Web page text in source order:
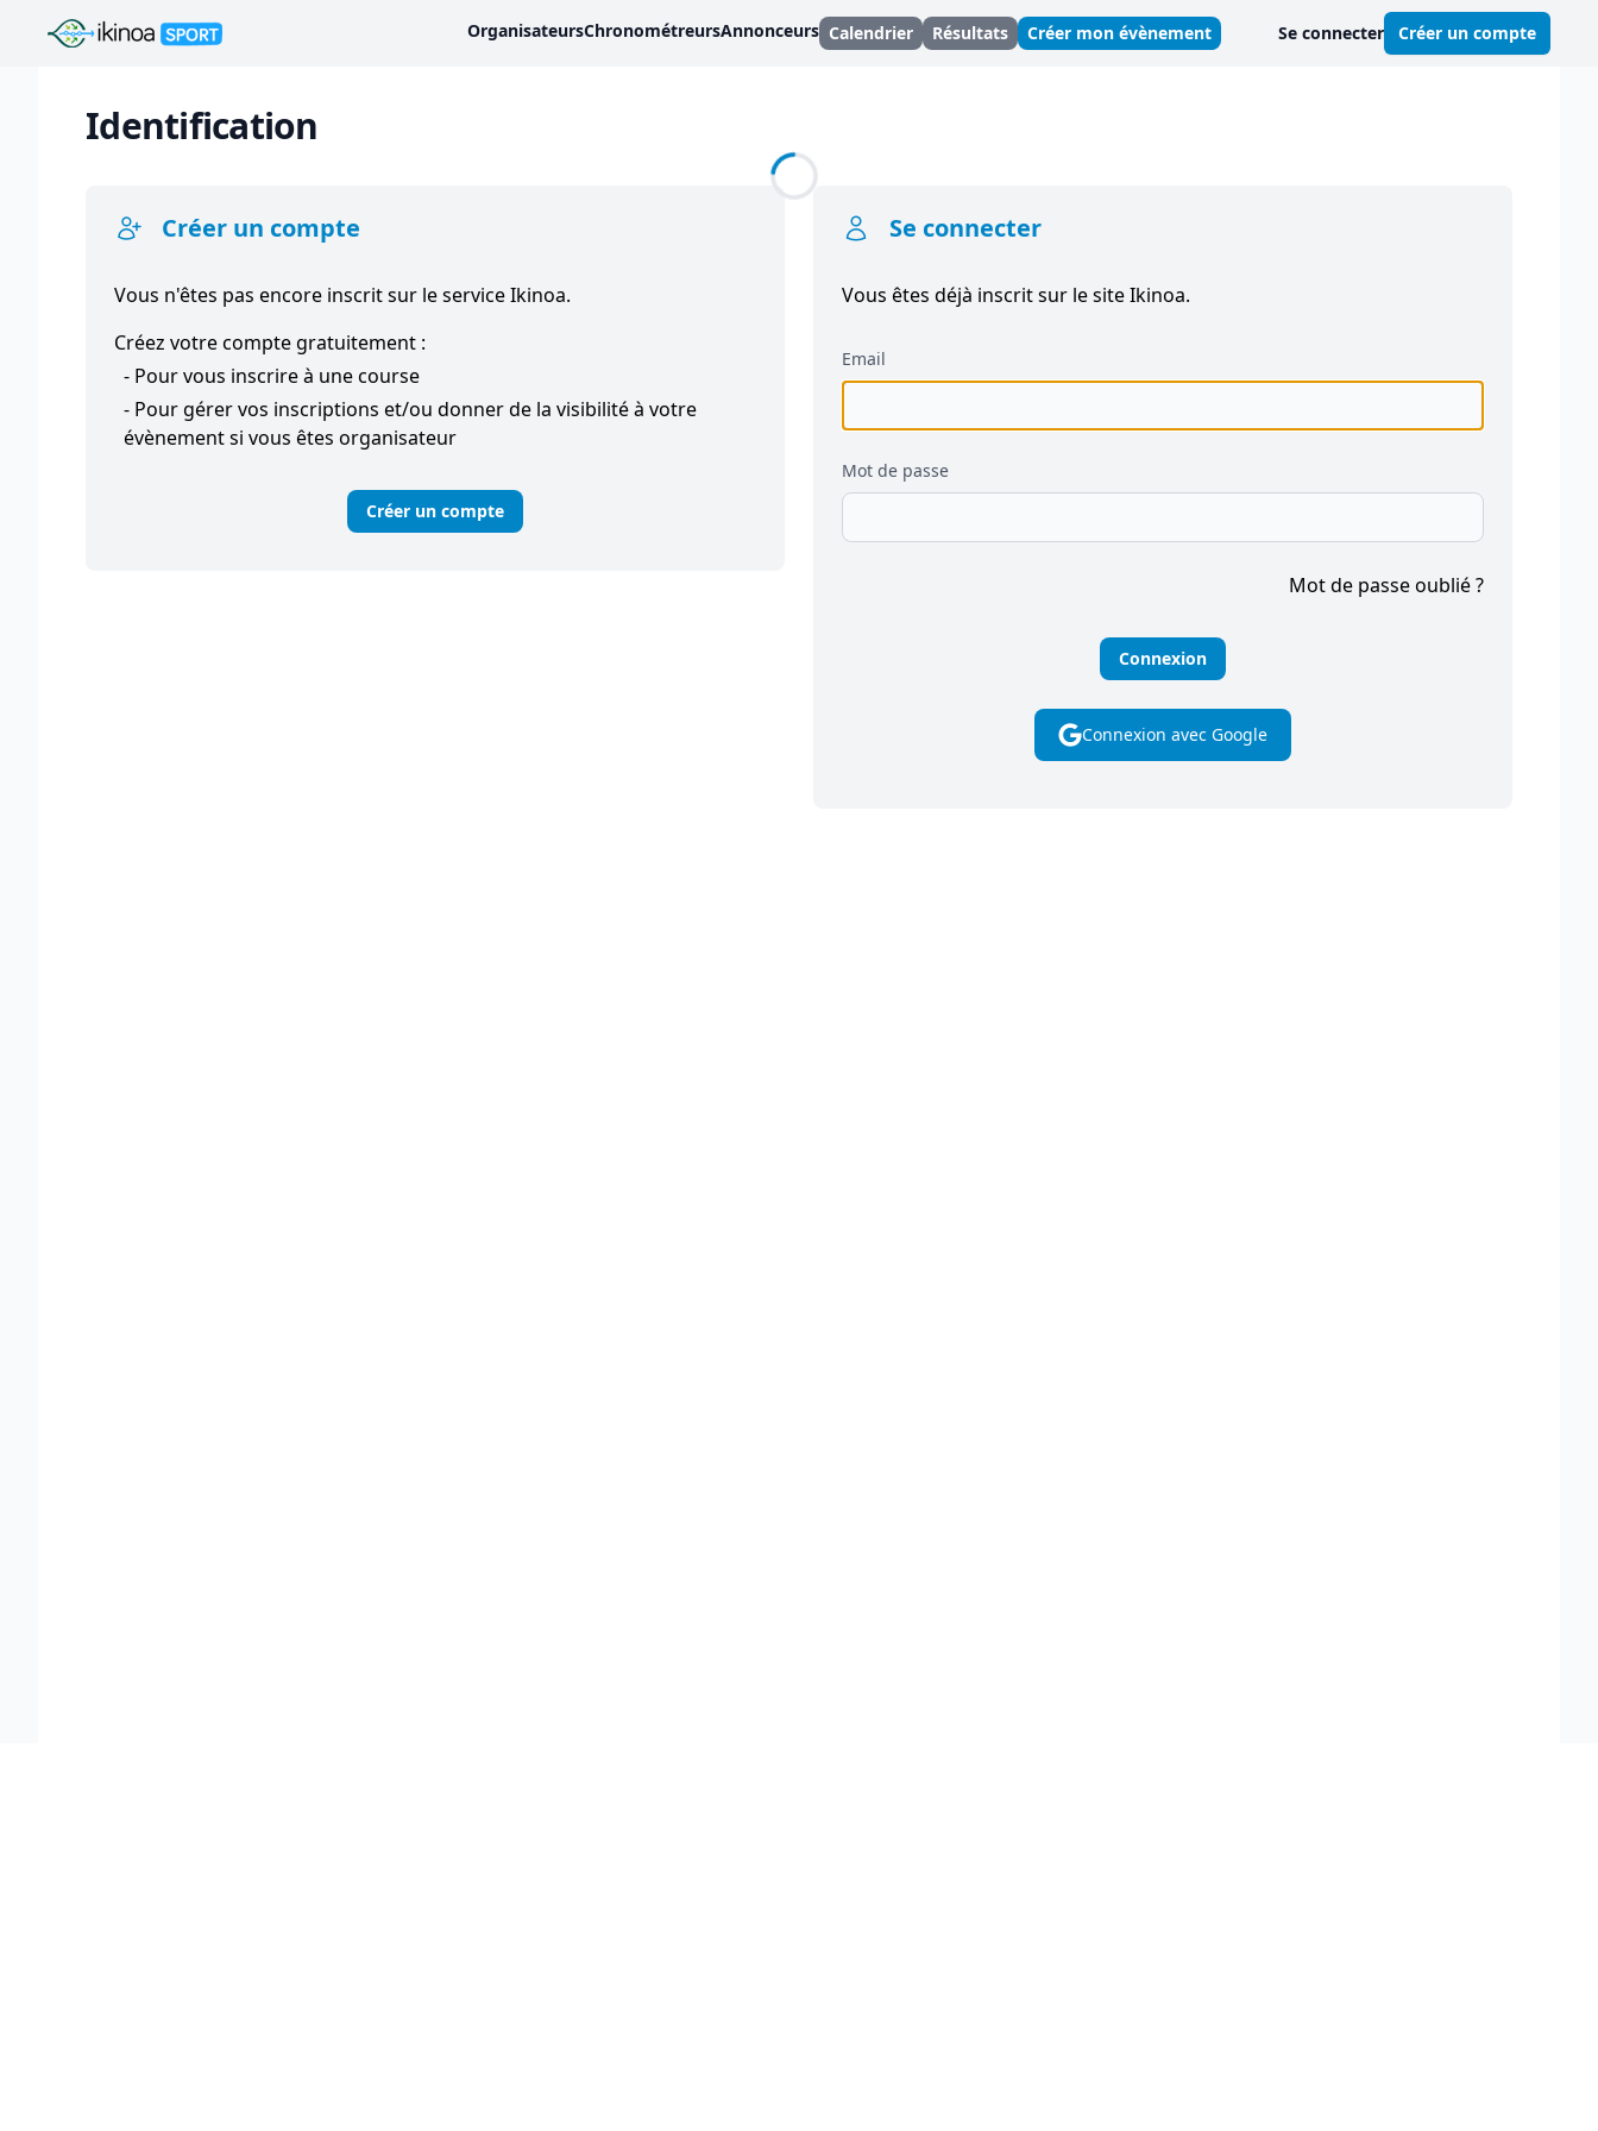
Ikinoa Sport OrganisateursChronométreursAnnonceurs Calendrier Résultats Créer mon évènement Se connecter Créer un compte
Identification
Créer un compte
Vous n'êtes pas encore inscrit sur le service Ikinoa.
Créez votre compte gratuitement :
- Pour vous inscrire à une course
- Pour gérer vos inscriptions et/ou donner de la visibilité à votre
évènement si vous êtes organisateur
Créer un compte
Se connecter
Vous êtes déjà inscrit sur le site Ikinoa.
Email
Mot de passe
Mot de passe oublié ?
Connexion avec Google